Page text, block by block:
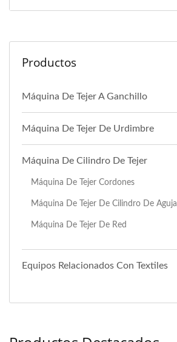
Productos
Máquina De Tejer A Ganchillo
Máquina De Tejer De Urdimbre
Máquina De Cilindro De Tejer
Máquina De Tejer Cordones
Máquina De Tejer De Cilindro De Aguja
Máquina De Tejer De Red
Equipos Relacionados Con Textiles